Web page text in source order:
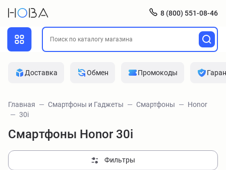
8 (800) 551-08-46
Доставка Обмен Промокоды
Главная Смартфоны и Гаджеты Смартфоны
Honor
30i
Смартфоны Honor 30i
Фильтры